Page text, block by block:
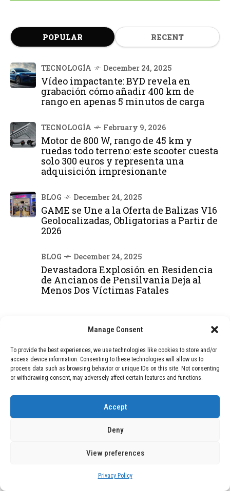
Manage Consent
To provide the best experiences, we use technologies like cookies to store and/or
access device information. Consenting to these technologies will allow us to
process data such as browsing behavior or unique IDs on this site. Not consenting
or withdrawing consent, may adversely affect certain features and functions.
Accept
Deny
View preferences
Privacy Policy
POPULAR RECENT
TECNOLOGÍA December 24, 2025
Vídeo impactante: BYD revela en
grabación cómo añadir 400 km de
rango en apenas 5 minutos de carga
TECNOLOGÍA February 9, 2026
Motor de 800 W, rango de 45 km y
ruedas todo terreno: este scooter cuesta
solo 300 euros y representa una
adquisición impresionante
BLOG December 24, 2025
GAME se Une a la Oferta de Balizas V16
Geolocalizadas, Obligatorias a Partir de
2026
BLOG December 24, 2025
Devastadora Explosión en Residencia
de Ancianos de Pensilvania Deja al
Menos Dos Víctimas Fatales
DEAL OF THE MONTH
01 TECNOLOGÍA December 24, 2025
Vídeo impactante: BYD revela en
grabación cómo añadir 400 km de rango
en apenas 5 minutos de carga
02 TECNOLOGÍA February 9, 2026
Motor de 800 W, rango de 45 km y
solo 300 euros y representa una